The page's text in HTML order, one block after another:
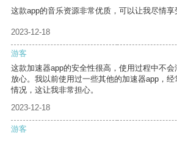
这款app的音乐资源非常优质，可以让我尽情享
2023-12-18
游客
这款加速器app的安全性很高，使用过程中不
放心。我以前使用过一些其他的加速器app，
情况，这让我非常担心。
2023-12-18
游客